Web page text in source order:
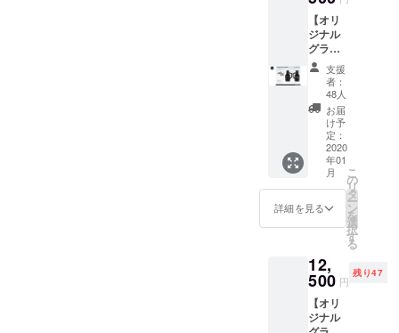
1月1日
～2020
年6月30
日
てきた
ら、会
員の方
は一杯
お好き
なハー
フパイ
ントを
サービ
スさせ
ていた
だきま
す。
（お連
れ様に
ことも
可能で
す） ク
ランク
ビール
【オリ
ジナル
グラウ
ラー＋
パイン
ト2杯
券】 ク
ランク
ビール
オリジ
ナルデ
ザイン
のグラ
ウラー
にパイ
ント2杯
セット
になっ
たリ
ターン
です。
支援
者：
48人
お届
け予
定：
2020
年01
月
詳細を見る
こ
の
リ
タ
ー
ン
を
選
択
す
る
12,
500 円
残り47
【オリ
ジナル